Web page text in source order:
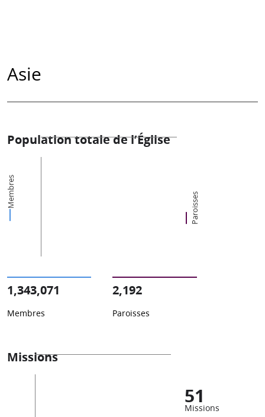
Asie
Population totale de l’Église
Membres Paroisses
1,343,071
Membres
2,192
Paroisses
Missions
51
Missions